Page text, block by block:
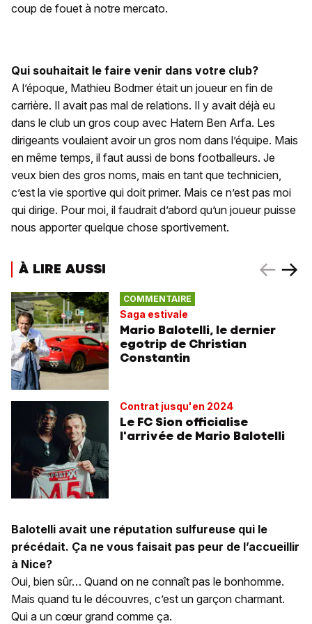
coup de fouet à notre mercato.
Qui souhaitait le faire venir dans votre club?
A l’époque, Mathieu Bodmer était un joueur en fin de
carrière. Il avait pas mal de relations. Il y avait déjà eu
dans le club un gros coup avec Hatem Ben Arfa. Les
dirigeants voulaient avoir un gros nom dans l’équipe. Mais
en même temps, il faut aussi de bons footballeurs. Je
veux bien des gros noms, mais en tant que technicien,
c’est la vie sportive qui doit primer. Mais ce n’est pas moi
qui dirige. Pour moi, il faudrait d’abord qu’un joueur puisse
nous apporter quelque chose sportivement.
À LIRE AUSSI
COMMENTAIRE
Saga estivale
Mario Balotelli, le dernier
egotrip de Christian
Constantin
Contrat jusqu'en 2024
Le FC Sion officialise
l'arrivée de Mario Balotelli
Balotelli avait une réputation sulfureuse qui le
précédait. Ça ne vous faisait pas peur de l’accueillir
à Nice?
Oui, bien sûr… Quand on ne connaît pas le bonhomme.
Mais quand tu le découvres, c’est un garçon charmant.
Qui a un cœur grand comme ça.